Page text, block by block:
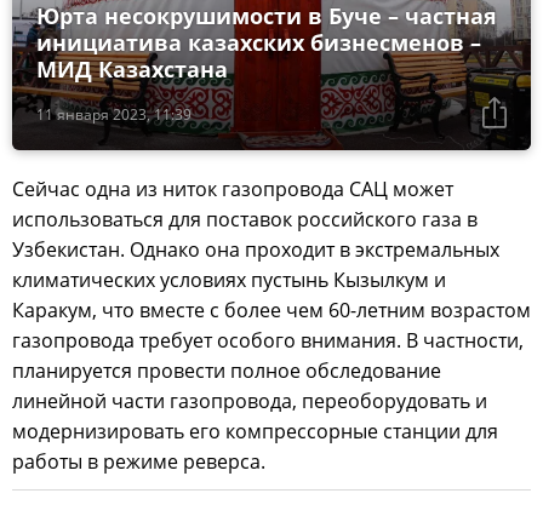
11 января 2023, 11:39
Юрта несокрушимости в Буче – частная
инициатива казахских бизнесменов –
МИД Казахстана
Сейчас одна из ниток газопровода САЦ может
использоваться для поставок российского газа в
Узбекистан. Однако она проходит в экстремальных
климатических условиях пустынь Кызылкум и
Каракум, что вместе с более чем 60-летним возрастом
газопровода требует особого внимания. В частности,
планируется провести полное обследование
линейной части газопровода, переоборудовать и
модернизировать его компрессорные станции для
работы в режиме реверса.